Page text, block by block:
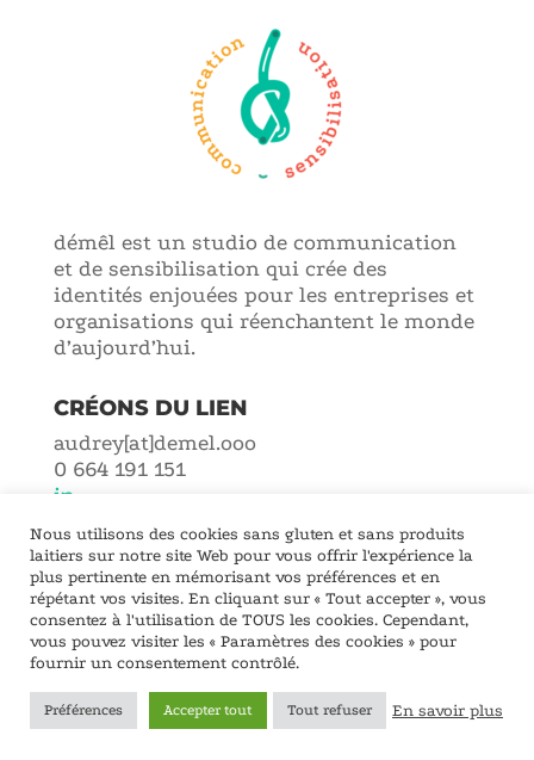
démêl est un studio de communication
et de sensibilisation qui crée des
identités enjouées pour les entreprises et
organisations qui réenchantent le monde
d’aujourd’hui.
CRÉONS DU LIEN
audrey[at]demel.ooo
0 664 191 151
in
Lyon – Francophonie
Fabriqué avec humour, toujours :D, entre Lyon et
la Franche-Comté -SYNCHRONICITÉ-CGV-
CONFIDENTIALITÉ
sensibilisation bien ficelées -audrey@demel.ooo
-in
Nous utilisons des cookies sans gluten et sans produits
laitiers sur notre site Web pour vous offrir l'expérience la
plus pertinente en mémorisant vos préférences et en
répétant vos visites. En cliquant sur « Tout accepter », vous
consentez à l'utilisation de TOUS les cookies. Cependant,
vous pouvez visiter les « Paramètres des cookies » pour
fournir un consentement contrôlé.
Préférences Accepter tout Tout refuser En savoir plus